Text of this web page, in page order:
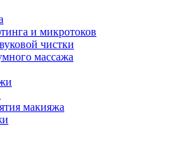
и микротоков
чистки
массажа
макияжа